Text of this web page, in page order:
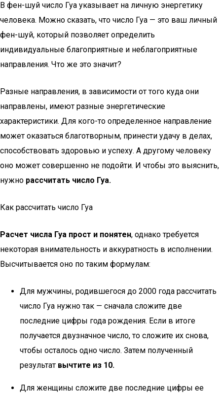
В фен-шуй число Гуа указывает на личную энергетику
человека. Можно сказать, что число Гуа — это ваш личный
фен-шуй, который позволяет определить
индивидуальные благоприятные и неблагоприятные
направления. Что же это значит?
Разные направления, в зависимости от того куда они
направлены, имеют разные энергетические
характеристики. Для кого-то определенное направление
может оказаться благотворным, принести удачу в делах,
способствовать здоровью и успеху. А другому человеку
оно может совершенно не подойти. И чтобы это выяснить,
нужно рассчитать число Гуа.
Как рассчитать число Гуа
Расчет числа Гуа прост и понятен, однако требуется
некоторая внимательность и аккуратность в исполнении.
Высчитывается оно по таким формулам:
Для мужчины, родившегося до 2000 года рассчитать
число Гуа нужно так — сначала сложите две
последние цифры года рождения. Если в итоге
получается двузначное число, то сложите их снова,
чтобы осталось одно число. Затем полученный
результат вычтите из 10.
Для женщины сложите две последние цифры ее